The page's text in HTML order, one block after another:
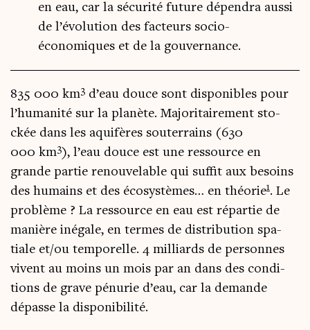
en eau, car la sécurité future dépendra aussi
de l’évolution des facteurs socio-
économiques et de la gouvernance.
835 000 km3 d’eau douce sont dis­po­nibles pour
l’humanité sur la pla­nète. Majo­ri­tai­re­ment sto­
ckée dans les aqui­fères sou­ter­rains (630
000 km3), l’eau douce est une res­source en
grande par­tie renou­ve­lable qui suf­fit aux besoins
des humains et des éco­sys­tèmes… en théo­rie1. Le
pro­blème ? La res­source en eau est répar­tie de
manière inégale, en termes de dis­tri­bu­tion spa­
tiale et/ou tem­po­relle. 4 mil­liards de per­sonnes
vivent au moins un mois par an dans des condi­
tions de grave pénu­rie d’eau, car la demande
dépasse la disponibilité.